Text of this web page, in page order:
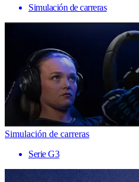
Simulación de carreras
Simulación de carreras
Serie G3